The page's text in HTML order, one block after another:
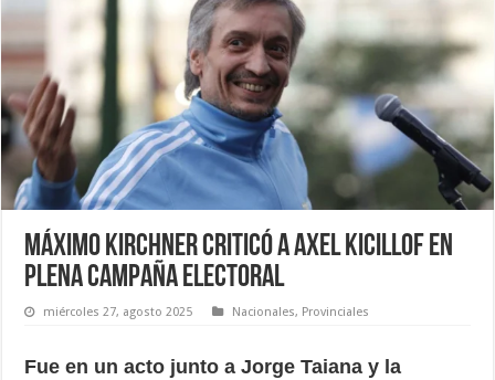
Máximo Kirchner criticó a Axel Kicillof en
plena campaña electoral
miércoles 27, agosto 2025 Nacionales, Provinciales
Fue en un acto junto a Jorge Taiana y la